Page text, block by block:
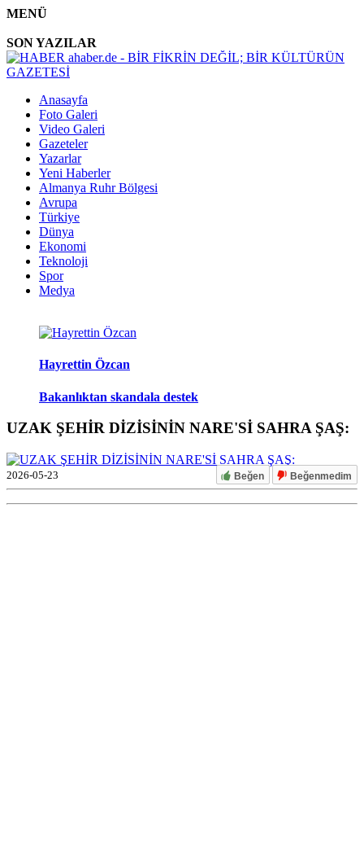
MENÜ
SON YAZILAR
Anasayfa
Foto Galeri
Video Galeri
Gazeteler
Yazarlar
Yeni Haberler
Almanya Ruhr Bölgesi
Avrupa
Türkiye
Dünya
Ekonomi
Teknoloji
Spor
Medya
Hayrettin Özcan
Bakanlıktan skandala destek
UZAK ŞEHİR DİZİSİNİN NARE'Sİ SAHRA ŞAŞ:
2026-05-23 Beğen Beğenmedim